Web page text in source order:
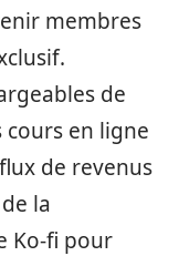
membres
de
en ligne
de revenus
la
Ko-fi pour